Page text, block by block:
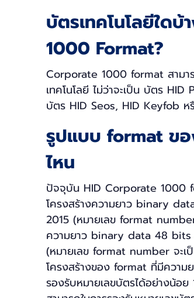
บัตรเทคโนโลยีใด
1000 Format?
Corporate 1000 format สามา
เทคโนโลยี ไม่ว่าจะเป็น บัตร
บัตร HID Seos, HID Keyfob
รูปแบบ format ข
ไหน
ปัจจุบัน HID Corporate 1000
โครงสร้างความยาว binary
2015 (หมายเลข format
ความยาว binary data 48 bits
(หมายเลข format number จะ
โครงสร้างของ format ที่มีความ
รองรับหมายเลขบัตรได้อย่างน้อ